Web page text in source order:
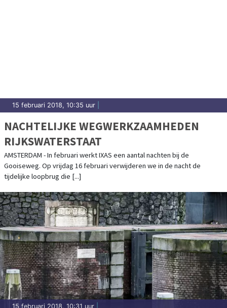
15 februari 2018, 10:35 uur
NACHTELIJKE WEGWERKZAAMHEDEN
RIJKSWATERSTAAT
AMSTERDAM - In februari werkt IXAS een aantal nachten bij de
Gooiseweg. Op vrijdag 16 februari verwijderen we in de nacht de
tijdelijke loopbrug die [...]
15 februari 2018, 10:31 uur